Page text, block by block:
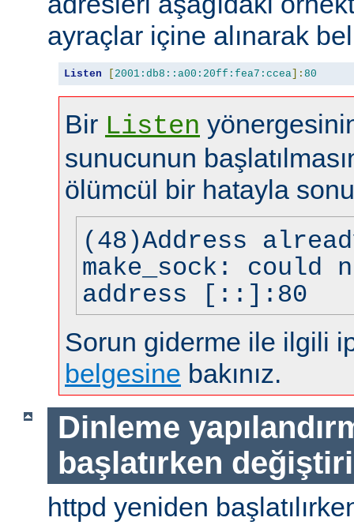
ayraçlar içine alınarak
Listen [ 2001:db8::a00:20ff:fea7:ccea]: 80
Bir Listen
sunucunun
ölümcül bir hatayla
(48)Address
make_sock: could
address [::]:80
Sorun giderme ile ilgili
belgesine bakınız.
Dinleme
başlatırken
httpd yeniden